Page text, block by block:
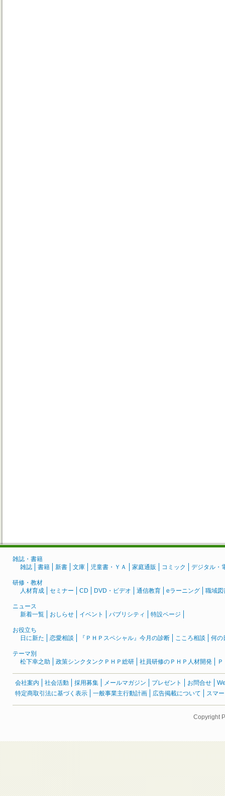
雑誌・書籍
雑誌
書籍 新書 文庫 児童書・ＹＡ 家庭通販 コミック デジタル・
研修・教材
人材育成
セミナー CD DVD・ビデオ 通信教育 eラーニング 職域図
ニュース
新着一覧
おしらせ イベント パブリシティ 特設ページ
お役立ち
日に新た
恋愛相談 『ＰＨＰスペシャル』今月の診断 こころ相談 何の
テーマ別
松下幸之助
政策シンクタンクＰＨＰ総研 社員研修のＰＨＰ人材開発
会社案内 社会活動 採用募集 メールマガジン プレゼント お問合せ
特定商取引法に基づく表示
一般事業主行動計画 広告掲載について スマ
Copyright